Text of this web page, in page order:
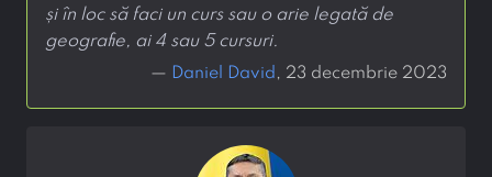
și în loc să faci un curs sau o arie legată de
geografie, ai 4 sau 5 cursuri.
— Daniel David , 23 decembrie 2023